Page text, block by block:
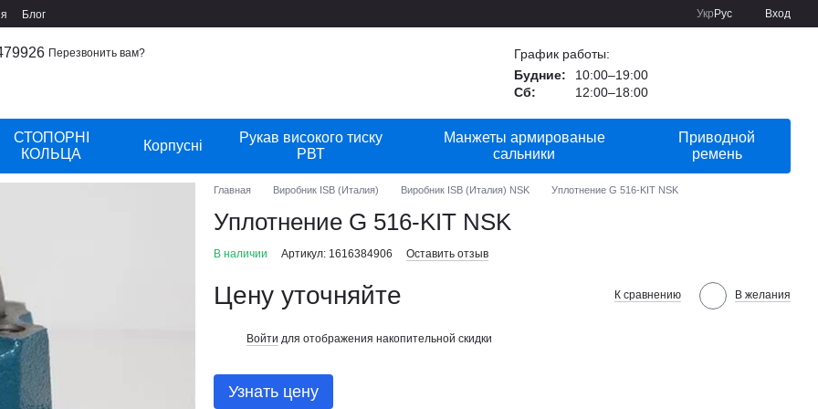
Блог Укр Рус Вход
Перезвонить вам?
График работы:
Будние:
10:00–19:00
Сб:
12:00–18:00
СТОПОРНІ
КОЛЬЦА
Корпусні
Рукав високого тиску
РВТ
Манжеты армированые
сальники
Приводной
ремень
Главная Виробник ISB (Италия) Виробник ISB (Италия) NSK Уплотнение G 516-KIT NSK
Уплотнение G 516-KIT NSK
В наличии Артикул: 1616384906 Оставить отзыв
Цену уточняйте К сравнению В желания
Войти для отображения накопительной скидки
Узнать цену